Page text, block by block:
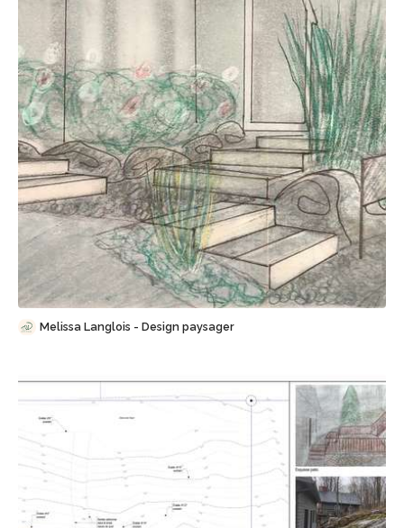
Sauvegarder
Melissa Langlois - Design paysager